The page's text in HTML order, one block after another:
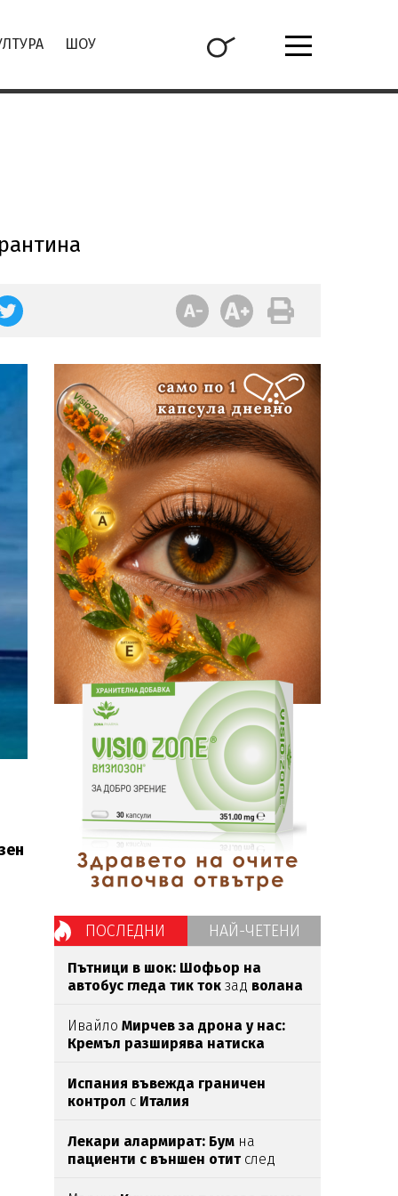
ШОУ
ПОСЛЕДНИ НАЙ-ЧЕТЕНИ
Пътници в шок: Шофьор на
автобус гледа тик ток зад волана
Ивайло Мирчев за дрона у нас:
Кремъл разширява натиска
Испания въвежда граничен
контрол с Италия
Лекари алармират: Бум на
пациенти с външен отитслед